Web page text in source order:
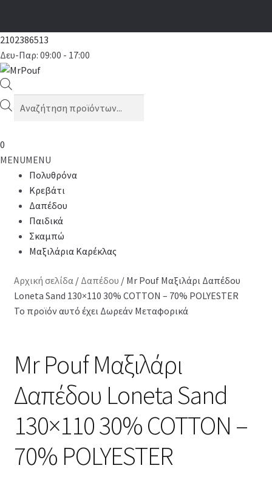
2102386513
Δευ-Παρ: 09:00 - 17:00
Products
search
0
MENUMENU
Πολυθρόνα
Κρεβάτι
Δαπέδου
Παιδικά
Σκαμπώ
Μαξιλάρια Καρέκλας
Αρχική σελίδα / Δαπέδου / Mr Pouf Μαξιλάρι Δαπέδου
Loneta Sand 130×110 30% COTTON – 70% POLYESTER
Το προϊόν αυτό έχει Δωρεάν Μεταφορικά
Mr Pouf Μαξιλάρι
Δαπέδου Loneta Sand
130×110 30% COTTON –
70% POLYESTER